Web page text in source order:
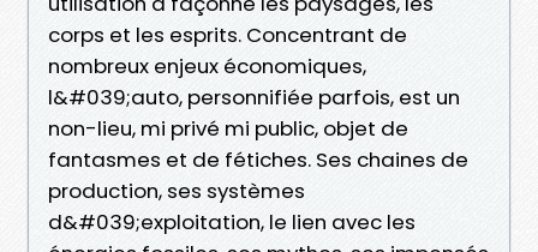
corps et les esprits. Concentrant de
nombreux enjeux économiques,
l&#039;auto, personnifiée parfois, est un
non-lieu, mi privé mi public, objet de
fantasmes et de fétiches. Ses chaines de
production, ses systèmes
d&#039;exploitation, le lien avec les